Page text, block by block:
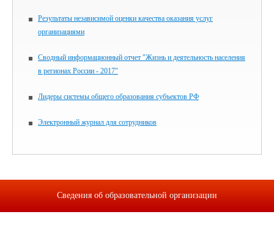
Результаты независимой оценки качества оказания услуг
организациями
Сводный информационный отчет "Жизнь и деятельность населения
в регионах России - 2017"
Лидеры системы общего образования субъектов РФ
Электронный журнал для сотрудников
Сведения об образовательной организации